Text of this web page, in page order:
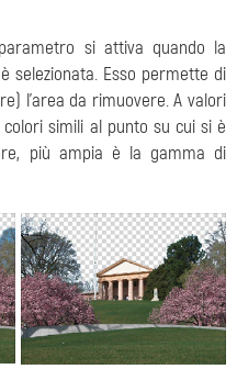
si attiva quando la
è selezionata. Esso permette di
l'area da rimuovere. A valori
simili al punto su cui si è
più ampia è la gamma di